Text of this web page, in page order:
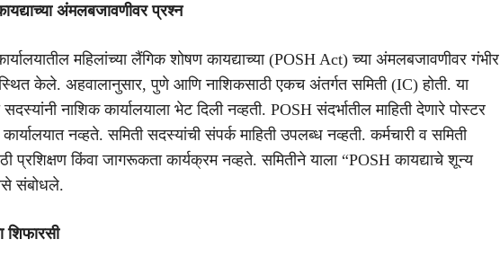
अंमलबजावणीवर प्रश्न
महिलांच्या लैंगिक शोषण कायद्याच्या (POSH Act) च्या अंमलबजावणीवर गंभीर
केले. अहवालानुसार, पुणे आणि नाशिकसाठी एकच अंतर्गत समिती (IC) होती. या
सदस्यांनी नाशिक कार्यालयाला भेट दिली नव्हती. POSH संदर्भातील माहिती देणारे पोस्टर
कार्यालयात नव्हते. समिती सदस्यांची संपर्क माहिती उपलब्ध नव्हती. कर्मचारी व समिती
प्रशिक्षण किंवा जागरूकता कार्यक्रम नव्हते. समितीने याला “POSH कायद्याचे शून्य
संबोधले.
शिफारसी